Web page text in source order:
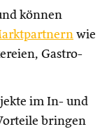
können
wie
Gastro-
im In- und
bringen